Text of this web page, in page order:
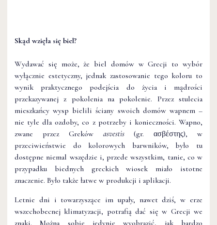
Skąd wzięła się biel?
Wydawać się może, że biel domów w Grecji to wybór
wyłącznie estetyczny, jednak zastosowanie tego koloru to
wynik praktycznego podejścia do życia i mądrości
przekazywanej z pokolenia na pokolenie. Przez stulecia
mieszkańcy wysp bielili ściany swoich domów wapnem –
nie tyle dla ozdoby, co z potrzeby i konieczności. Wapno,
zwane przez Greków asvestis(gr. ασβέστης), w
przeciwieństwie do kolorowych barwników, było tu
dostępne niemal wszędzie i, przede wszystkim, tanie, co w
przypadku biednych greckich wiosek miało istotne
znaczenie. Było także łatwe w produkcji i aplikacji.
Letnie dni i towarzyszące im upały, nawet dziś, w erze
wszechobecnej klimatyzacji, potrafią dać się w Grecji we
znaki. Można sobie jedynie wyobrazić, jak bardzo